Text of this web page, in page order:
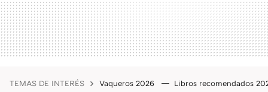
TEMAS DE INTERÉS Vaqueros 2026 Libros recomendados